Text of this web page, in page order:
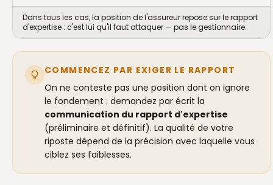
Dans tous les cas, la position de l'assureur repose sur le rapport
d'expertise : c'est lui qu'il faut attaquer — pas le gestionnaire.
COMMENCEZ PAR EXIGER LE RAPPORT
On ne conteste pas une position dont on ignore
le fondement : demandez par écrit la
communication du rapport d'expertise
(préliminaire et définitif). La qualité de votre
riposte dépend de la précision avec laquelle vous
ciblez ses faiblesses.